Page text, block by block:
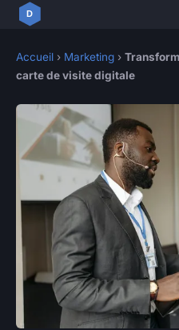
Accueil › Marketing ›
carte de visite digitale